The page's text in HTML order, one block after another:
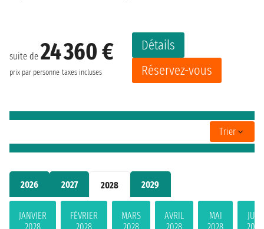
2026 2027 2028 2029
JANVIER
FÉVRIER
MARS
AVRIL
MAI
JUIN
suite de 24 360 €
prix par personne taxes incluses
Détails
Réservez-vous
Trier